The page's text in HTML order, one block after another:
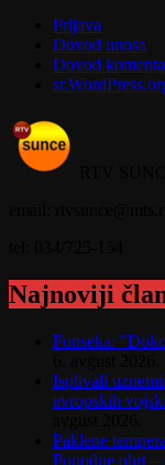
Prijava
Dovod unosa
Dovod
Najnoviji
Fonseka:
Isplivali
evropskih
Paklene
Popodne obrt